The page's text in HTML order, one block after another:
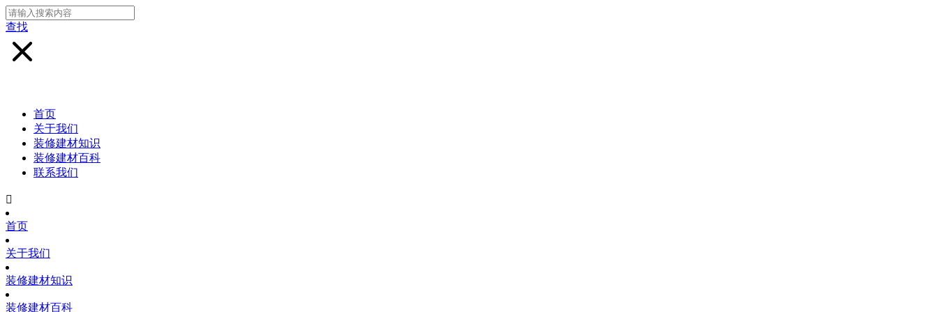
查找
首页
关于我们
装修建材知识
装修建材百科
联系我们

首页
关于我们
装修建材知识
装修建材百科